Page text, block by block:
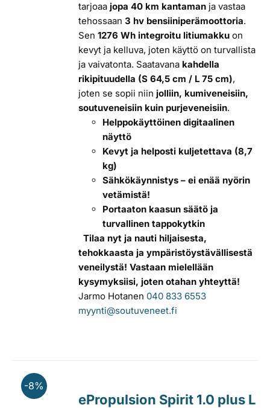
tarjoaajopa 40 km kantaman ja vastaa
tehossaan3 hv bensiiniperämoottoria.
Sen1276 Wh integroitu litiumakku on
kevyt ja kelluva, joten käyttö on turvallista
ja vaivatonta. Saatavana kahdella
rikipituudella (S 64,5 cm / L 75 cm),
joten se sopii niinjolliin, kumiveneisiin,
soutuveneisiin kuin purjeveneisiin.
Helppokäyttöinen digitaalinen
näyttö
Kevyt ja helposti kuljetettava (8,7
kg)
Sähkökäynnistys – ei enää nyörin
vetämistä!
Portaaton kaasun säätö ja
turvallinen tappokytkin
Tilaa nyt ja nauti hiljaisesta,
tehokkaasta ja ympäristöystävällisestä
veneilystä! Vastaan mielellään
kysymyksiisi, joten otahan yhteyttä!
Jarmo Hotanen 040 833 6553
myynti@soutuveneet.fi
-8%
ePropulsion Spirit 1.0 plus L